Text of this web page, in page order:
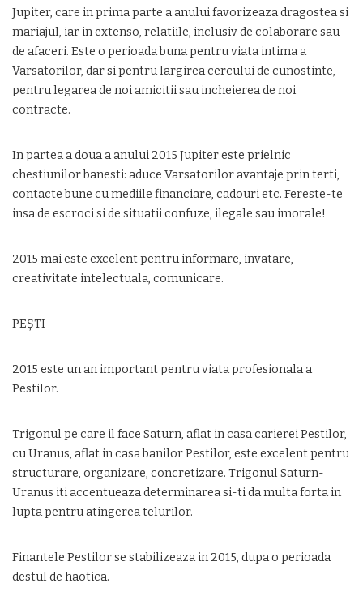
Jupiter, care in prima parte a anului favorizeaza dragostea si
mariajul, iar in extenso, relatiile, inclusiv de colaborare sau
de afaceri. Este o perioada buna pentru viata intima a
Varsatorilor, dar si pentru largirea cercului de cunostinte,
pentru legarea de noi amicitii sau incheierea de noi
contracte.
In partea a doua a anului 2015 Jupiter este prielnic
chestiunilor banesti: aduce Varsatorilor avantaje prin terti,
contacte bune cu mediile financiare, cadouri etc. Fereste-te
insa de escroci si de situatii confuze, ilegale sau imorale!
2015 mai este excelent pentru informare, invatare,
creativitate intelectuala, comunicare.
PEŞTI
2015 este un an important pentru viata profesionala a
Pestilor.
Trigonul pe care il face Saturn, aflat in casa carierei Pestilor,
cu Uranus, aflat in casa banilor Pestilor, este excelent pentru
structurare, organizare, concretizare. Trigonul Saturn-
Uranus iti accentueaza determinarea si-ti da multa forta in
lupta pentru atingerea telurilor.
Finantele Pestilor se stabilizeaza in 2015, dupa o perioada
destul de haotica.